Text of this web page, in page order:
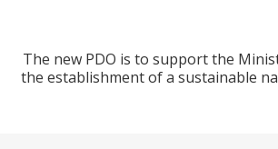
The new PDO is to support
the establishment of a